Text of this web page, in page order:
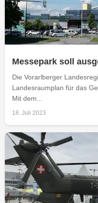
Messepark soll
Die Vorarlberger
Landesraumplan für das
Mit dem...
18. Juli 2023